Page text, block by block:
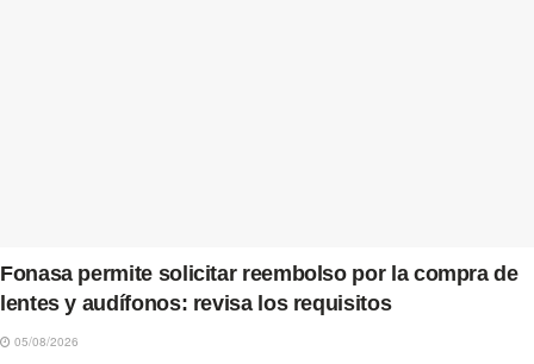
Fonasa permite solicitar reembolso por la compra de
lentes y audífonos: revisa los requisitos
05/08/2026